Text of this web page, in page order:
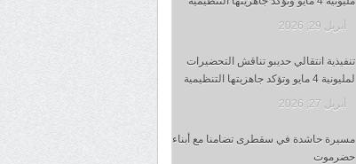
أبريل 29, 2026
تنفيذية انتقالي حديبو تناقش التحضيرات
لمليونية 4 مايو وتؤكد جاهزيتها التنظيمية
أبريل 27, 2026
مسيرة حاشدة في سقطرى تضامنا مع أبناء
حضرموت